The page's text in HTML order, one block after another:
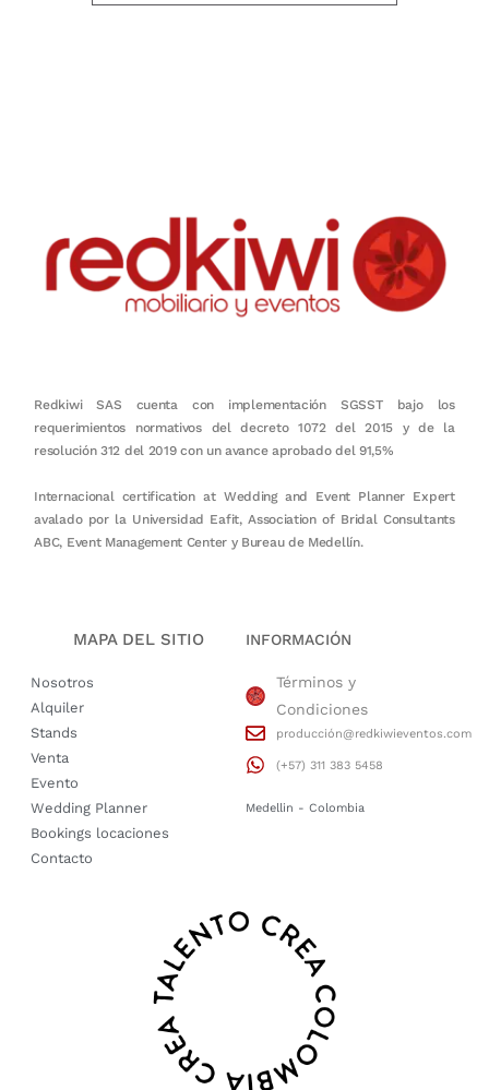
Redkiwi SAS cuenta con implementación SGSST bajo los
requerimientos normativos del decreto 1072 del 2015 y de la
resolución 312 del 2019 con un avance aprobado del 91,5%
Internacional certification at Wedding and Event Planner Expert
avalado por la Universidad Eafit, Association of Bridal Consultants
ABC, Event Management Center y Bureau de Medellín.
MAPA DEL SITIO
Nosotros
Alquiler
Stands
Venta
Evento
Wedding Planner
Bookings locaciones
Contacto
INFORMACIÓN
Términos y
Condiciones
producción@redkiwieventos.com
(+57) 311 383 5458
Medellin - Colombia